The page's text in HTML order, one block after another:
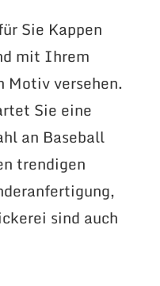
Sie Kappen
mit Ihrem
Motiv versehen.
Sie eine
an Baseball
trendigen
sind auch